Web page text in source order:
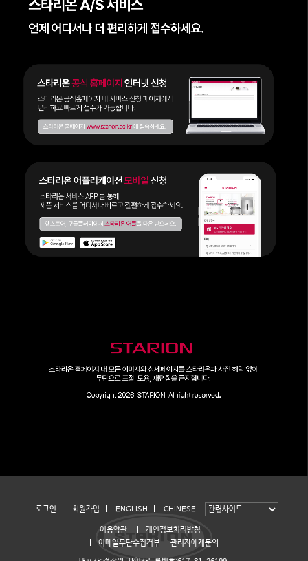
로그인 회원가입 ENGLISH CHINESE
이용약관
개인정보처리방침
이메일무단수집거부
관리자에게문의